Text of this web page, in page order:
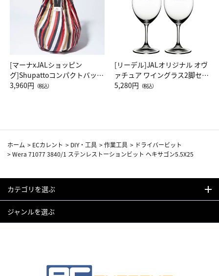
[マーナxJALショッピン
グ]Shupattoコンパクトバッグ
Drop JAL客室乗務員（LC）ス
3,960円 （税込）
[リーデル]JALオリジナル オヴ
ァチュア ワイングラス2脚セッ
ト（レッドワイン）
5,280円 （税込）
ホーム > ECカレント > DIY・工具 >作業工具 > ドライバービット
>Wera 71077 3840/1 ステンレストーションビット ヘキサゴン5.5X25
カテゴリを選ぶ
ジャンルを選ぶ